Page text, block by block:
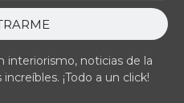
interiorismo, noticias de la
¡Todo a un click!